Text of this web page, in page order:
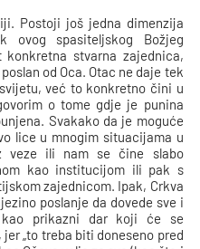
Postoji još jedna dimenzija
spasiteljskog Božjeg
stvarna zajednica,
od Oca. Otac ne daje tek
već to konkretno čini u
o tome gdje je punina
Svakako da je moguće
lice u mnogim situacijama u
veze ili nam se čine slabo
kao institucijom ili pak s
zajednicom. Ipak, Crkva
poslanje da dovede sve i
prikazni dar koji će se
„to treba biti doneseno pred